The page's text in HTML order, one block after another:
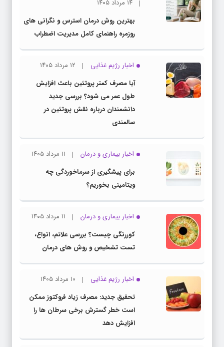
۱۴ مرداد ۱۴۰۵
بهترین روش درمان استرس و نگرانی های
روزمره راهنمای کامل مدیریت اضطراب
اخبار رژیم غذایی
۱۲ مرداد ۱۴۰۵
آیا مصرف کمتر پروتئین باعث افزایش
طول عمر می شود؟ بررسی جدید
دانشمندان درباره نقش پروتئین در
سالمندی
اخبار بیماری و درمان
۱۱ مرداد ۱۴۰۵
برای پیشگیری از سرماخوردگی چه
ویتامینی بخوریم؟
اخبار بیماری و درمان
۱۱ مرداد ۱۴۰۵
کوررنگی چیست؟ بررسی علائم، انواع،
تست تشخیص و روش های درمان
اخبار رژیم غذایی
۱۰ مرداد ۱۴۰۵
تحقیق جدید: مصرف زیاد فروکتوز ممکن
است خطر گسترش برخی سرطان ها را
افزایش دهد